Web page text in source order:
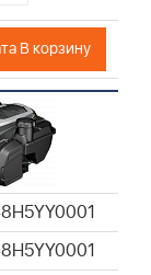
В корзину